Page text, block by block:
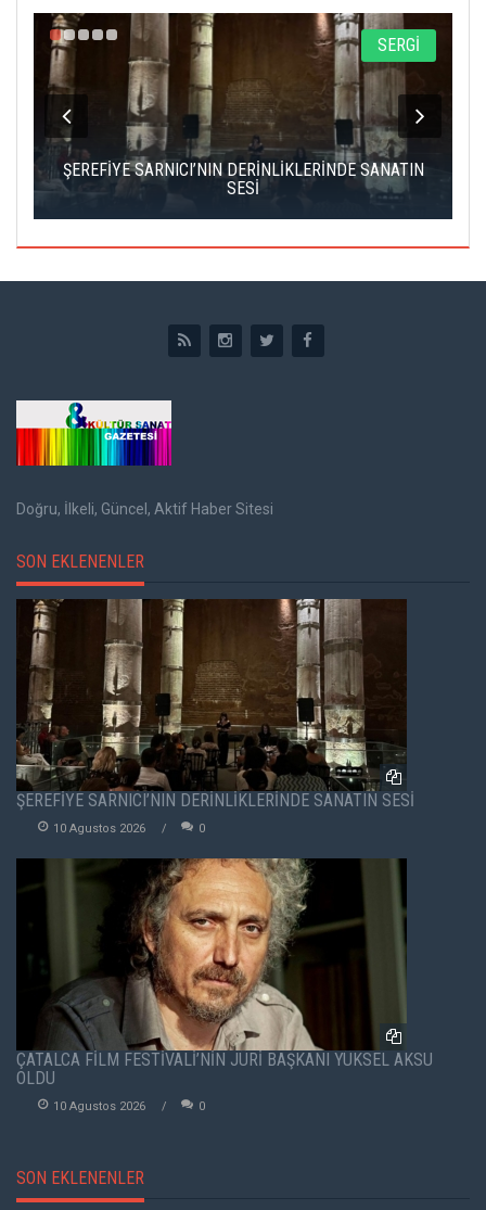
SERGİ
ŞEREFİYE SARNICI’NIN DERİNLİKLERİNDE SANATIN
SESİ
Doğru, İlkeli, Güncel, Aktif Haber Sitesi
SON EKLENENLER
ŞEREFİYE SARNICI’NIN DERİNLİKLERİNDE SANATIN SESİ
10 Agustos 2026 0
ÇATALCA FİLM FESTİVALİ’NİN JÜRİ BAŞKANI YÜKSEL AKSU
OLDU
10 Agustos 2026 0
SON EKLENENLER